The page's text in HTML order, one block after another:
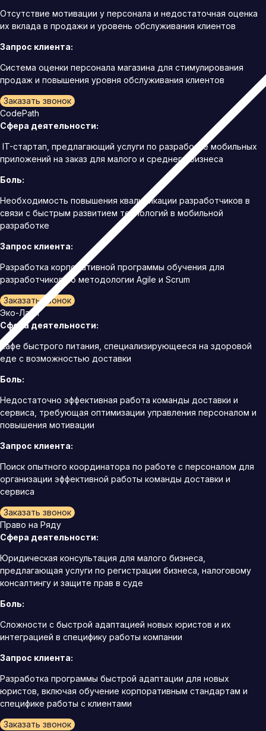
Отсутствие мотивации у персонала и недостаточная оценка
их вклада в продажи и уровень обслуживания клиентов
Запрос клиента:
Система оценки персонала магазина для стимулирования
продаж и повышения уровня обслуживания клиентов
Заказать звонок
CodePath
Сфера деятельности:
IT-стартап, предлагающий услуги по разработке мобильных
приложений на заказ для малого и среднего бизнеса
Боль:
Необходимость повышения квалификации разработчиков в
связи с быстрым развитием технологий в мобильной
разработке
Запрос клиента:
Разработка корпоративной программы обучения для
разработчиков по методологии Agile и Scrum
Заказать звонок
Эко-Ланч
Сфера деятельности:
Кафе быстрого питания, специализирующееся на здоровой
еде с возможностью доставки
Боль:
Недостаточно эффективная работа команды доставки и
сервиса, требующая оптимизации управления персоналом и
повышения мотивации
Запрос клиента:
Поиск опытного координатора по работе с персоналом для
организации эффективной работы команды доставки и
сервиса
Заказать звонок
Право на Ряду
Сфера деятельности:
Юридическая консультация для малого бизнеса,
предлагающая услуги по регистрации бизнеса, налоговому
консалтингу и защите прав в суде
Боль:
Сложности с быстрой адаптацией новых юристов и их
интеграцией в специфику работы компании
Запрос клиента:
Разработка программы быстрой адаптации для новых
юристов, включая обучение корпоративным стандартам и
специфике работы с клиентами
Заказать звонок